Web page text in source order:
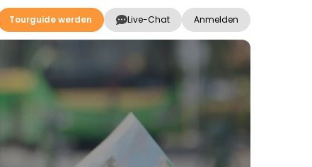
Tourguide werden Live-Chat Anmelden